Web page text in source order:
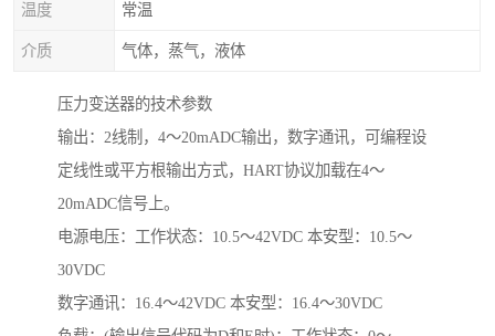
温度 常温
介质 气体，蒸气，液体
压力变送器的技术参数
输出：2线制，4～20mADC输出，数字通讯，可编程设
定线性或平方根输出方式，HART协议加载在4～
20mADC信号上。
电源电压：工作状态：10.5～42VDC 本安型：10.5～
30VDC
数字通讯：16.4～42VDC 本安型：16.4～30VDC